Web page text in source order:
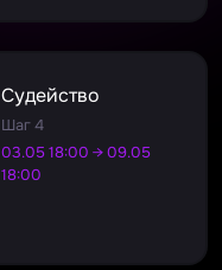
Судейство
Шаг 4
03.05 18:00 → 09.05
18:00